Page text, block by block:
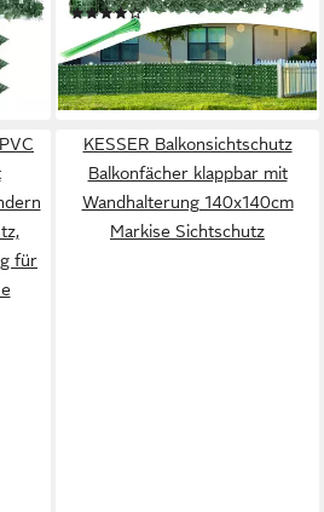
20
dir
Stück – 300 × 100 cm / 3 m),
Für Outdoor Sichtschutz Zaun
Gärten, Zäune, Balkone Decor
(10)
ab 15,99 € UVP36,99 €
-57%
lieferbar - in 6-8 Werktagen bei dir
für
KESSER Balkonsichtschutz
Balkonfächer klappbar mit
Wandhalterung 140x140cm
Markise Sichtschutz